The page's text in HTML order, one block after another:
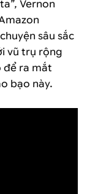
Vernon
sâu sắc
vũ trụ rộng
để ra mắt
bạo này.